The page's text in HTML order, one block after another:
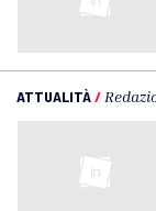
ATTUALITÀ/